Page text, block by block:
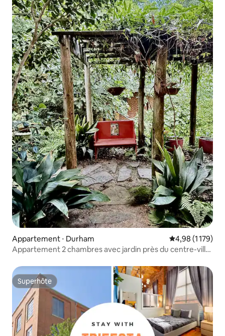
Appartement ⋅ Durham Évaluation
4,98 (1 179)
Appartement 2 chambres avec jardin près du centre-ville
Superhôte
Superhôte